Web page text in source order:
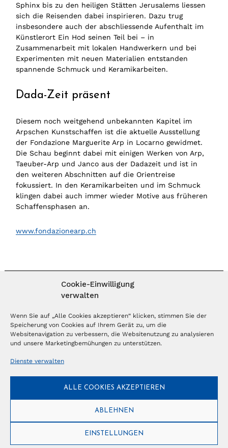
Cookie-Einwilligung
verwalten
Wenn Sie auf „Alle Cookies akzeptieren“ klicken, stimmen Sie der
Speicherung von Cookies auf Ihrem Gerät zu, um die
Websitenavigation zu verbessern, die Websitenutzung zu analysieren
und unsere Marketingbemühungen zu unterstützen.
Dienste verwalten
ALLE COOKIES AKZEPTIEREN
ABLEHNEN
EINSTELLUNGEN
Sphinx bis zu den heiligen Stätten Jerusalems liessen
sich die Reisenden dabei inspirieren. Dazu trug
insbesondere auch der abschliessende Aufenthalt im
Künstlerort Ein Hod seinen Teil bei – in
Zusammenarbeit mit lokalen Handwerkern und bei
Experimenten mit neuen Materialien entstanden
spannende Schmuck und Keramikarbeiten.
Dada-Zeit präsent
Diesem noch weitgehend unbekannten Kapitel im
Arpschen Kunstschaffen ist die aktuelle Ausstellung
der Fondazione Marguerite Arp in Locarno gewidmet.
Die Schau beginnt dabei mit einigen Werken von Arp,
Taeuber-Arp und Janco aus der Dadazeit und ist in
den weiteren Abschnitten auf die Orientreise
fokussiert. In den Keramikarbeiten und im Schmuck
klingen dabei auch immer wieder Motive aus früheren
Schaffensphasen an.
www.fondazionearp.ch
MAGAZIN ABONNIEREN
Abonnieren
NEWSLETTER
Anmelden
© Copyright 2026 – Ferientrends //info@tlvg.ch